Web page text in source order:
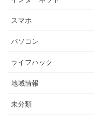
スマホ
パソコン
ライフハック
地域情報
未分類